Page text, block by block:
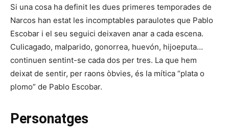
Si una cosa ha definit les dues primeres temporades de
Narcos han estat les incomptables paraulotes que Pablo
Escobar i el seu seguici deixaven anar a cada escena.
Culicagado, malparido, gonorrea, huevón, hijoeputa…
continuen sentint-se cada dos per tres. La que hem
deixat de sentir, per raons òbvies, és la mítica “plata o
plomo” de Pablo Escobar.
Personatges